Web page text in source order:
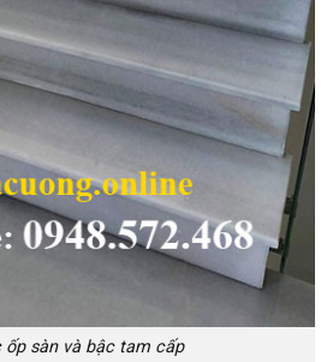
ốp sàn và bậc tam cấp